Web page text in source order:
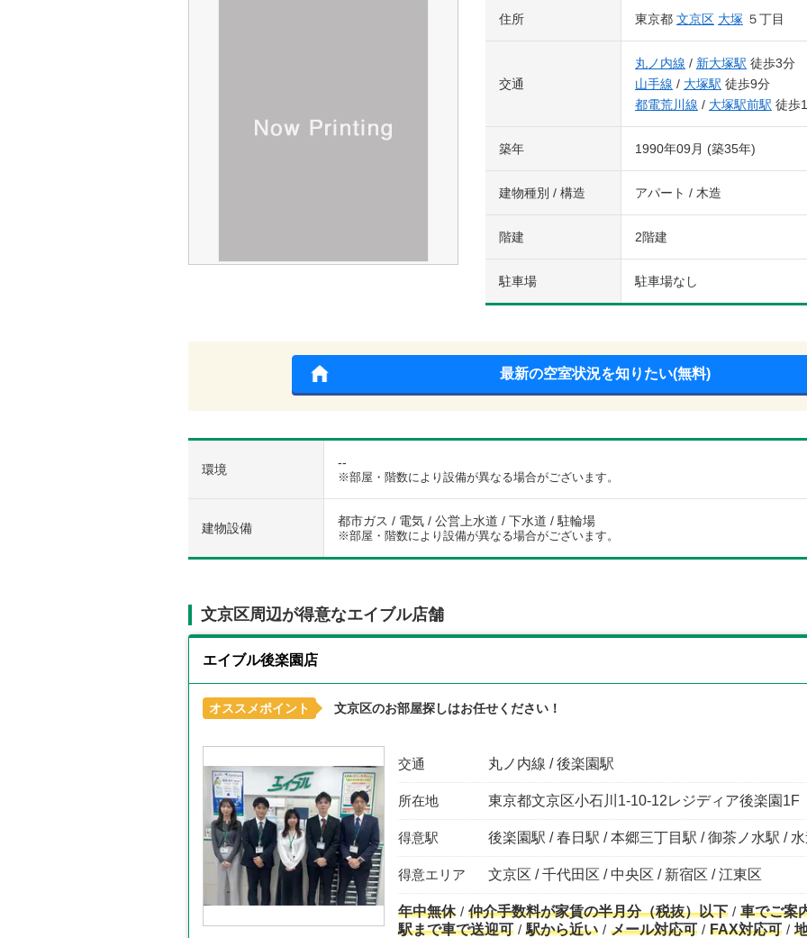
住所 東京都 文京区 大塚 ５丁目
交通
丸ノ内線 / 新大塚駅 徒歩3分
山手線 / 大塚駅 徒歩9分
都電荒川線 / 大塚駅前駅 徒歩
築年 1990年09月 (築35年)
建物種別 / 構造 アパート / 木造
階建 2階建
駐車場 駐車場なし
最新の空室状況を知りたい(無料)
環境 --
※部屋・階数により設備が異なる場合がございます。
建物設備 都市ガス / 電気 / 公営上水道 / 下水道 / 駐輪場
※部屋・階数により設備が異なる場合がございます。
文京区周辺が得意なエイブル店舗
エイブル後楽園店
オススメポイント 文京区のお部屋探しはお任せください！
交通 丸ノ内線 / 後楽園駅
所在地 東京都文京区小石川1-10-12レジディア後楽園1F
得意駅 後楽園駅 / 春日駅 / 本郷三丁目駅 / 御茶ノ水駅 /
得意エリア 文京区 / 千代田区 / 中央区 / 新宿区 / 江東区
年中無休 仲介手数料が家賃の半月分（税抜）以下
車でご案
駅まで車で送迎可
駅から近い メール対応可 FAX対応可